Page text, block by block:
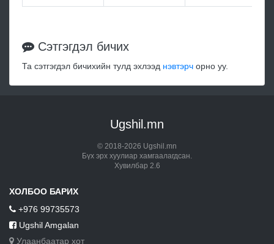
Сэтгэгдэл бичих
Та сэтгэгдэл бичихийн тулд эхлээд нэвтэрч орно уу.
Ugshil.mn
© 2018-2026 Ugshil.mn
Бүх эрх хуулиар хамгаалагдсан.
Хувилбар 2.6
ХОЛБОО БАРИХ
+976 99735573
Ugshil Amgalan
Улаанбаатар хот